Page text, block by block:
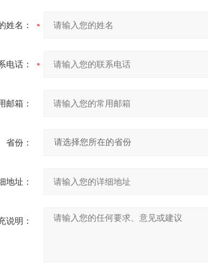
姓名：
电话：
邮箱：
省份：
地址：
说明：